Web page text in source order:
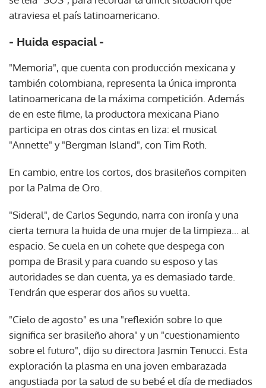
atraviesa el país latinoamericano.
- Huida espacial -
"Memoria", que cuenta con producción mexicana y
también colombiana, representa la única impronta
latinoamericana de la máxima competición. Además
de en este filme, la productora mexicana Piano
participa en otras dos cintas en liza: el musical
"Annette" y "Bergman Island", con Tim Roth.
En cambio, entre los cortos, dos brasileños compiten
por la Palma de Oro.
"Sideral", de Carlos Segundo, narra con ironía y una
cierta ternura la huida de una mujer de la limpieza... al
espacio. Se cuela en un cohete que despega con
pompa de Brasil y para cuando su esposo y las
autoridades se dan cuenta, ya es demasiado tarde.
Tendrán que esperar dos años su vuelta.
"Cielo de agosto" es una "reflexión sobre lo que
significa ser brasileño ahora" y un "cuestionamiento
sobre el futuro", dijo su directora Jasmin Tenucci. Esta
exploración la plasma en una joven embarazada
angustiada por la salud de su bebé el día de mediados